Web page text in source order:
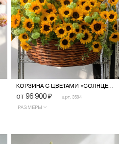
КОРЗИНА С ЦВЕТАМИ «СОЛНЦЕ ЗОЛОТОЕ»
от 96 900₽ арт. 3584
РАЗМЕРЫ